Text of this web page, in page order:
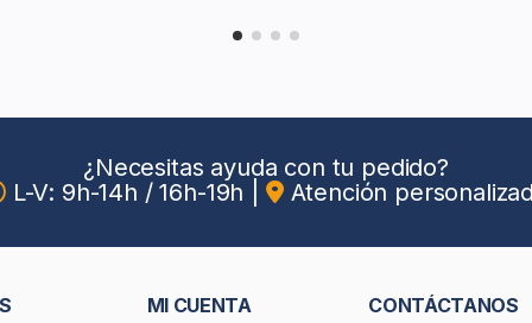
¿Necesitas ayuda con tu pedido?
L-V: 9h-14h / 16h-19h
Atención
MI CUENTA CONTÁCTANOS